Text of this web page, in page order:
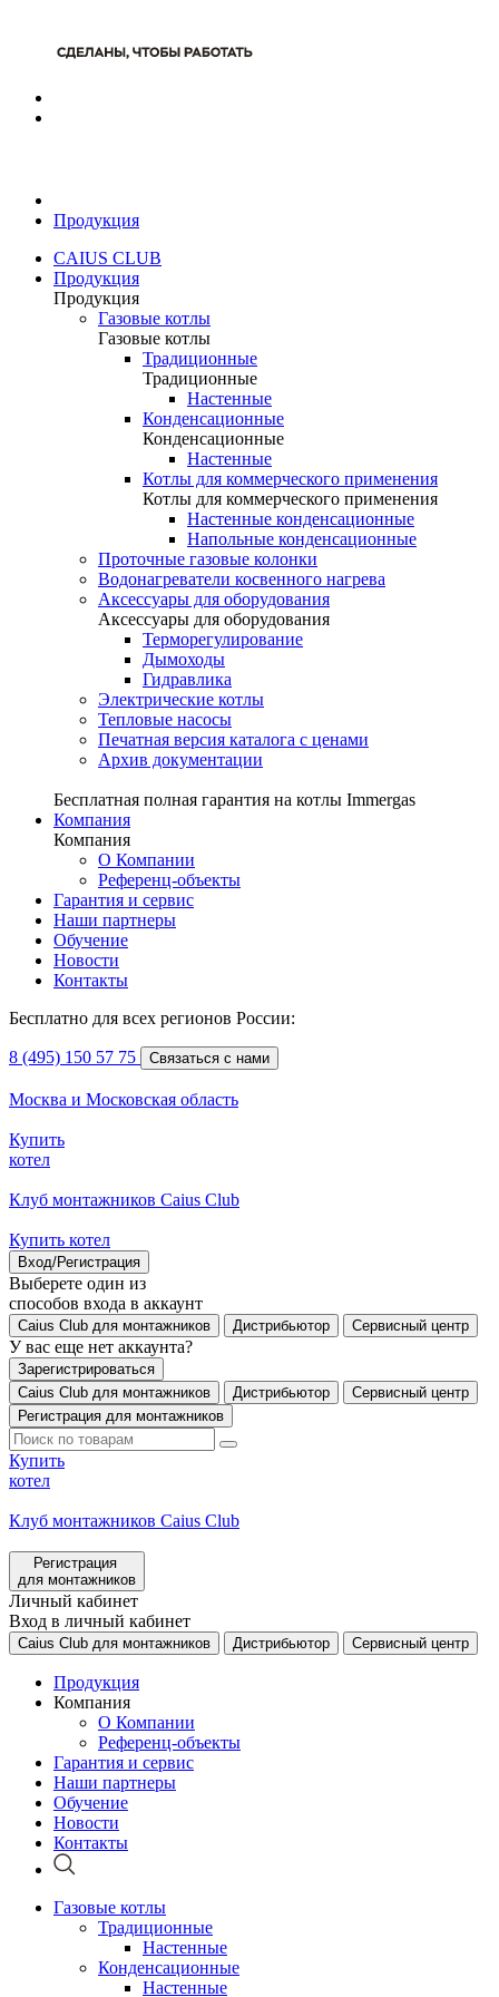
Продукция
CAIUS CLUB
Продукция
Продукция
Газовые котлы
Газовые котлы
Традиционные
Традиционные
Настенные
Конденсационные
Конденсационные
Настенные
Котлы для коммерческого применения
Котлы для коммерческого применения
Настенные конденсационные
Напольные конденсационные
Проточные газовые колонки
Водонагреватели косвенного нагрева
Аксессуары для оборудования
Аксессуары для оборудования
Терморегулирование
Дымоходы
Гидравлика
Электрические котлы
Тепловые насосы
Печатная версия каталога с ценами
Архив документации
Бесплатная полная гарантия на котлы Immergas
Компания
Компания
О Компании
Референц-объекты
Гарантия и сервис
Наши партнеры
Обучение
Новости
Контакты
Бесплатно для всех регионов России:
8 (495) 150 57 75 Связаться с нами
Москва и Московская область
Купить
котел
Клуб монтажников Caius Club
Купить котел
Вход/Регистрация
Выберете один из
способов входа в аккаунт
Caius Club для монтажников Дистрибьютор Сервисный центр
У вас еще нет аккаунта?
Зарегистрироваться
Caius Club для монтажников
Дистрибьютор
Сервисный центр
Регистрация для монтажников
Купить
котел
Клуб монтажников Caius Club
Регистрация
для монтажников
Личный кабинет
Вход в личный кабинет
Caius Club для монтажников Дистрибьютор Сервисный центр
Продукция
Компания
О Компании
Референц-объекты
Гарантия и сервис
Наши партнеры
Обучение
Новости
Контакты
Газовые котлы
Традиционные
Настенные
Конденсационные
Настенные